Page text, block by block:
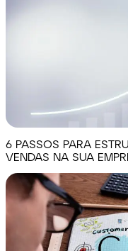
6 PASSOS PARA
VENDAS NA SUA